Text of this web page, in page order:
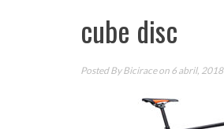
cube disc
Posted ByBiciraceon 6 abril, 2018